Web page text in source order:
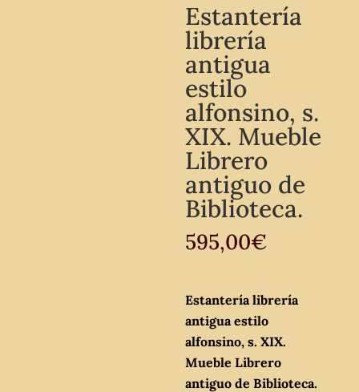
Estantería
librería
antigua
estilo
alfonsino, s.
XIX. Mueble
Librero
antiguo de
Biblioteca.
595,00€
Estantería librería
antigua estilo
alfonsino, s. XIX.
Mueble Librero
antiguo de Biblioteca.